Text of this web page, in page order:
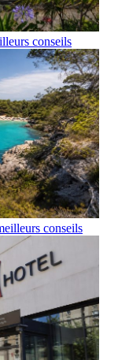
conseils
conseils